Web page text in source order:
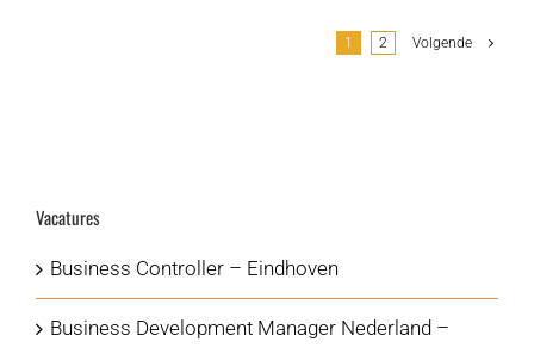
1 2 Volgende
Vacatures
Business Controller – Eindhoven
Business Development Manager Nederland –